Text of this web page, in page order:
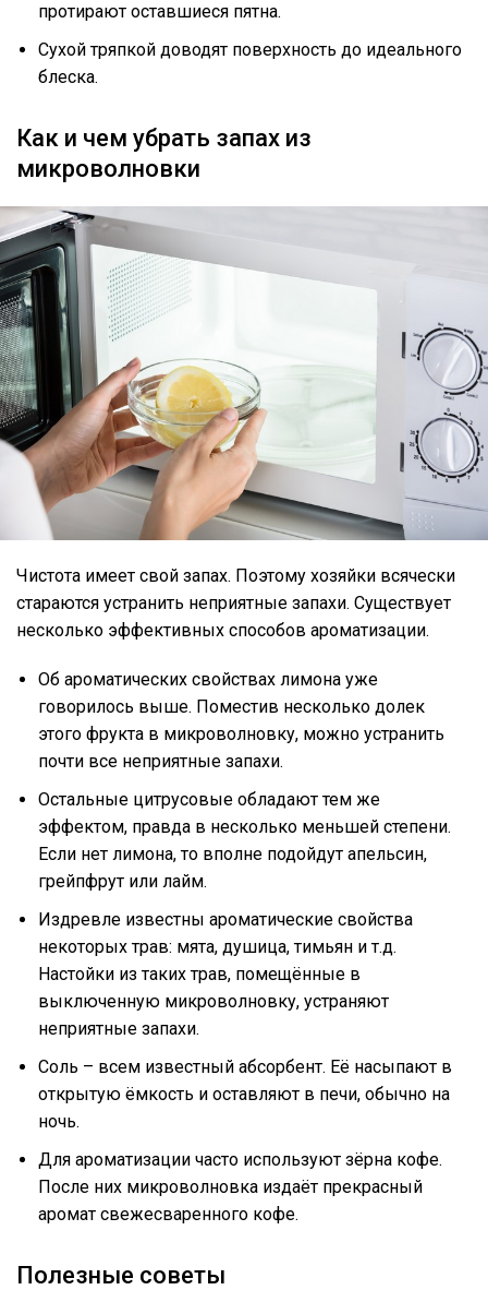
протирают оставшиеся пятна.
Сухой тряпкой доводят поверхность до идеального
блеска.
Как и чем убрать запах из
микроволновки
Чистота имеет свой запах. Поэтому хозяйки всячески
стараются устранить неприятные запахи. Существует
несколько эффективных способов ароматизации.
Об ароматических свойствах лимона уже
говорилось выше. Поместив несколько долек
этого фрукта в микроволновку, можно устранить
почти все неприятные запахи.
Остальные цитрусовые обладают тем же
эффектом, правда в несколько меньшей степени.
Если нет лимона, то вполне подойдут апельсин,
грейпфрут или лайм.
Издревле известны ароматические свойства
некоторых трав: мята, душица, тимьян и т.д.
Настойки из таких трав, помещённые в
выключенную микроволновку, устраняют
неприятные запахи.
Соль – всем известный абсорбент. Её насыпают в
открытую ёмкость и оставляют в печи, обычно на
ночь.
Для ароматизации часто используют зёрна кофе.
После них микроволновка издаёт прекрасный
аромат свежесваренного кофе.
Полезные советы